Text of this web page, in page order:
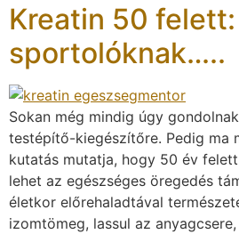
Kreatin 50
sportolóknak…..
Sokan még mindig úgy
testépítő-kiegészítőre. Pedig ma
kutatás mutatja, hogy 50 év
lehet az egészséges öregedés
életkor előrehaladtával
izomtömeg, lassul az